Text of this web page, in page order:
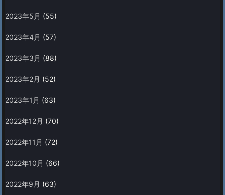
2023年5月 (55)
2023年4月 (57)
2023年3月 (88)
2023年2月 (52)
2023年1月 (63)
2022年12月 (70)
2022年11月 (72)
2022年10月 (66)
2022年9月 (63)